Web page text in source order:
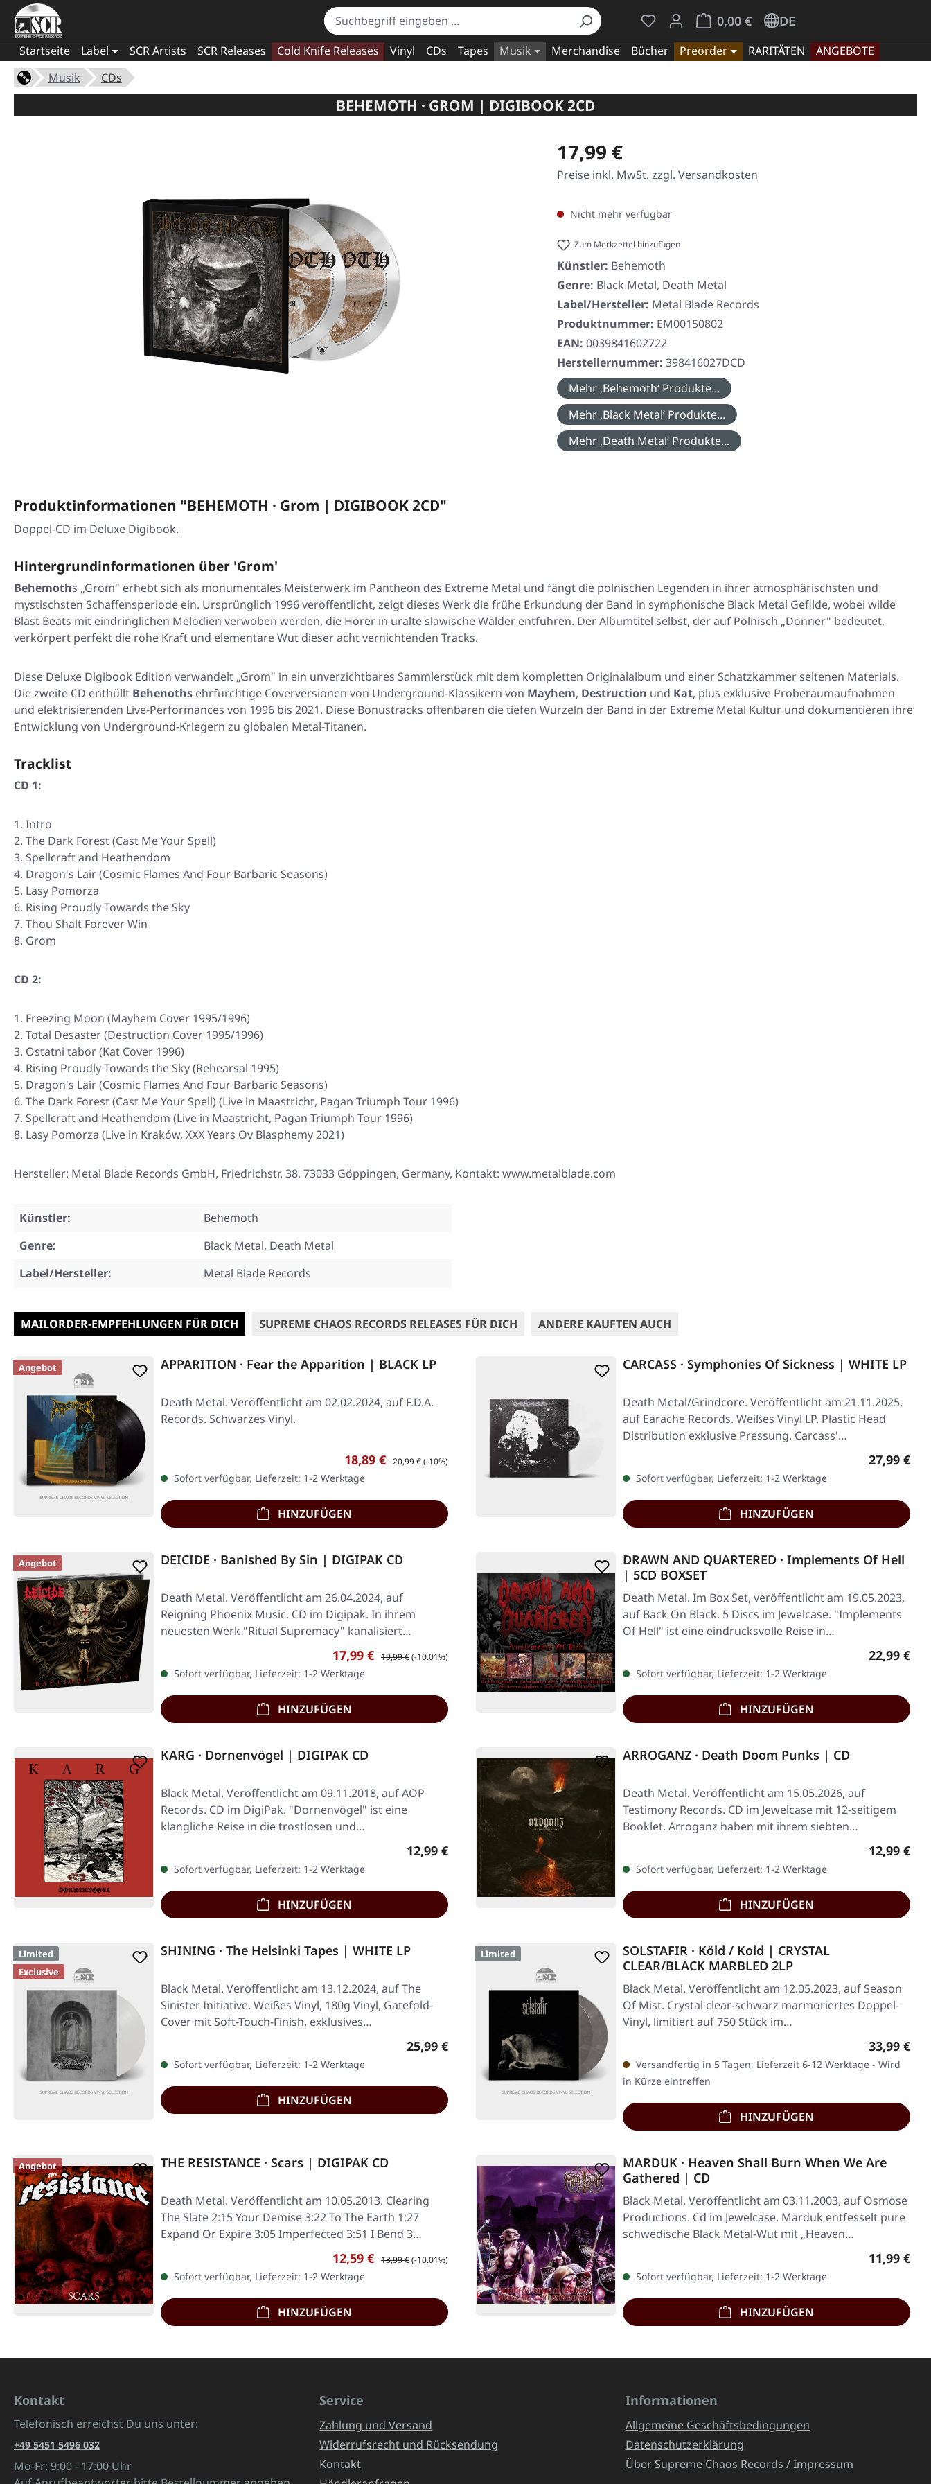
Du hast 0 Produkte auf dem Merkzettel
0,00 €
Warenkorb enthält 0 Positionen. Der
DE
Startseite Label SCR Artists SCR Releases Cold Knife Releases Vinyl CDs Tapes Musik Merchandise Bücher Preorder RARITÄTEN
ANGEBOTE
Musik
CDs
BEHEMOTH · GROM | DIGIBOOK 2CD
Regulärer Preis:
17,99 €
Preise inkl. MwSt. zzgl. Versandkosten
Nicht mehr verfügbar
Zum Merkzettel hinzufügen
Künstler: Behemoth
Genre: Black Metal, Death Metal
Label/Hersteller: Metal Blade Records
Produktnummer: EM00150802
EAN: 0039841602722
Herstellernummer: 398416027DCD
Mehr ‚Behemoth‘ Produkte...
Mehr ‚Black Metal‘ Produkte...
Mehr ‚Death Metal‘ Produkte...
Produktinformationen "BEHEMOTH · Grom | DIGIBOOK 2CD"
Doppel-CD im Deluxe Digibook.
Hintergrundinformationen über 'Grom'
Behemoths „Grom" erhebt sich als monumentales Meisterwerk im Pantheon des Extreme Metal und fängt die polnischen Legenden in ihrer atmosphärischsten und
mystischsten Schaffensperiode ein. Ursprünglich 1996 veröffentlicht, zeigt dieses Werk die frühe Erkundung der Band in symphonische Black Metal Gefilde, wobei wilde
Blast Beats mit eindringlichen Melodien verwoben werden, die Hörer in uralte slawische Wälder entführen. Der Albumtitel selbst, der auf Polnisch „Donner" bedeutet,
verkörpert perfekt die rohe Kraft und elementare Wut dieser acht vernichtenden Tracks.
Diese Deluxe Digibook Edition verwandelt „Grom" in ein unverzichtbares Sammlerstück mit dem kompletten Originalalbum und einer Schatzkammer seltenen Materials.
Die zweite CD enthüllt Behenoths ehrfürchtige Coverversionen von Underground-Klassikern von Mayhem, Destruction und Kat, plus exklusive Proberaumaufnahmen
und elektrisierenden Live-Performances von 1996 bis 2021. Diese Bonustracks offenbaren die tiefen Wurzeln der Band in der Extreme Metal Kultur und dokumentieren ihre
Entwicklung von Underground-Kriegern zu globalen Metal-Titanen.
Tracklist
CD 1:
Intro
The Dark Forest (Cast Me Your Spell)
Spellcraft and Heathendom
Dragon's Lair (Cosmic Flames And Four Barbaric Seasons)
Lasy Pomorza
Rising Proudly Towards the Sky
Thou Shalt Forever Win
Grom
CD 2:
Freezing Moon (Mayhem Cover 1995/1996)
Total Desaster (Destruction Cover 1995/1996)
Ostatni tabor (Kat Cover 1996)
Rising Proudly Towards the Sky (Rehearsal 1995)
Dragon's Lair (Cosmic Flames And Four Barbaric Seasons)
The Dark Forest (Cast Me Your Spell) (Live in Maastricht, Pagan Triumph Tour 1996)
Spellcraft and Heathendom (Live in Maastricht, Pagan Triumph Tour 1996)
Lasy Pomorza (Live in Kraków, XXX Years Ov Blasphemy 2021)
Hersteller: Metal Blade Records GmbH, Friedrichstr. 38, 73033 Göppingen, Germany, Kontakt: www.metalblade.com
Künstler:
Behemoth
Genre:
Black Metal, Death Metal
Label/Hersteller:
Metal Blade Records
MAILORDER-EMPFEHLUNGEN FÜR DICH SUPREME CHAOS RECORDS RELEASES FÜR DICH ANDERE KAUFTEN AUCH
Angebot APPARITION · Fear the Apparition | BLACK LP
Death Metal. Veröffentlicht am 02.02.2024, auf F.D.A.
Records. Schwarzes Vinyl.
Verkaufspreis:
18,89 € Regulärer Preis:
20,99 €(-10%)
Sofort verfügbar, Lieferzeit: 1-2 Werktage
HINZUFÜGEN
CARCASS · Symphonies Of Sickness | WHITE LP
Death Metal/Grindcore. Veröffentlicht am 21.11.2025,
auf Earache Records. Weißes Vinyl LP. Plastic Head
Distribution exklusive Pressung. Carcass'…
Regulärer
27,99 €
Sofort verfügbar, Lieferzeit: 1-2 Werktage
HINZUFÜGEN
Angebot DEICIDE · Banished By Sin | DIGIPAK CD
Death Metal. Veröffentlicht am 26.04.2024, auf
Reigning Phoenix Music. CD im Digipak. In ihrem
neuesten Werk "Ritual Supremacy" kanalisiert
Verkaufspreis:
17,99 € Regulärer Preis:
19,99 €(-10.01%)
Sofort verfügbar, Lieferzeit: 1-2 Werktage
HINZUFÜGEN
DRAWN AND QUARTERED · Implements Of Hell
| 5CD BOXSET
Death Metal. Im Box Set, veröffentlicht am 19.05.2023,
auf Back On Black. 5 Discs im Jewelcase. "Implements
Of Hell" ist eine eindrucksvolle Reise in…
Regulärer
22,99 €
Sofort verfügbar, Lieferzeit: 1-2 Werktage
HINZUFÜGEN
KARG · Dornenvögel | DIGIPAK CD
Black Metal. Veröffentlicht am 09.11.2018, auf AOP
Records. CD im DigiPak. "Dornenvögel" ist eine
klangliche Reise in die trostlosen und…
Regulärer Preis:
12,99 €
Sofort verfügbar, Lieferzeit: 1-2 Werktage
HINZUFÜGEN
ARROGANZ · Death Doom Punks | CD
Death Metal. Veröffentlicht am 15.05.2026, auf
Testimony Records. CD im Jewelcase mit 12-seitigem
Booklet. Arroganz haben mit ihrem siebten
Regulärer
12,99 €
Sofort verfügbar, Lieferzeit: 1-2 Werktage
HINZUFÜGEN
Limited
Exclusive
SHINING · The Helsinki Tapes | WHITE LP
Black Metal. Veröffentlicht am 13.12.2024, auf The
Sinister Initiative. Weißes Vinyl, 180g Vinyl, Gatefold-
Cover mit Soft-Touch-Finish, exklusives…
Regulärer Preis:
25,99 €
Sofort verfügbar, Lieferzeit: 1-2 Werktage
HINZUFÜGEN
Limited
SOLSTAFIR · Köld / Kold | CRYSTAL
CLEAR/BLACK MARBLED 2LP
Black Metal. Veröffentlicht am 12.05.2023, auf Season
Of Mist. Crystal clear-schwarz marmoriertes Doppel-
Vinyl, limitiert auf 750 Stück im…
Regulärer
33,99 €
Versandfertig in 5 Tagen, Lieferzeit 6-12 Werktage - Wird
in Kürze eintreffen
HINZUFÜGEN
Angebot THE RESISTANCE · Scars | DIGIPAK CD
Death Metal. Veröffentlicht am 10.05.2013. Clearing
The Slate 2:15 Your Demise 3:22 To The Earth 1:27
Expand Or Expire 3:05 Imperfected 3:51 I Bend 3…
Verkaufspreis:
12,59 € Regulärer Preis:
13,99 €(-10.01%)
Sofort verfügbar, Lieferzeit: 1-2 Werktage
HINZUFÜGEN
MARDUK · Heaven Shall Burn When We Are
Gathered | CD
Black Metal. Veröffentlicht am 03.11.2003, auf Osmose
Productions. Cd im Jewelcase. Marduk entfesselt pure
schwedische Black Metal-Wut mit „Heaven…
Regulärer
11,99 €
Sofort verfügbar, Lieferzeit: 1-2 Werktage
HINZUFÜGEN
Kontakt
Telefonisch erreichst Du uns unter:
+49 5451 5496 032
Mo-Fr: 9:00 - 17:00 Uhr
Service
Zahlung und Versand
Widerrufsrecht und Rücksendung
Kontakt
Informationen
Allgemeine Geschäftsbedingungen
Datenschutzerklärung
Über Supreme Chaos Records / Impressum